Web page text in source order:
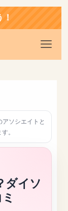
ソシエイトと
。
ダイソ